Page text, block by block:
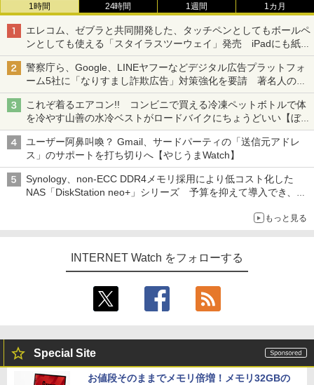
1時間 24時間 1週間 1カ月
エレコム、ゼブラと共同開発した、タッチペンとしてもボールペ
ンとしても使える「スタイラスツーウェイ」発売 iPadにも紙に
も、持ち替えずに書き込める
警察庁ら、Google、LINEヤフーなどデジタル広告プラットフォ
ーム5社に「なりすまし詐欺広告」対策強化を要請 著名人の写
真や映像を使った投資詐欺などへの対策として
これぞ着るエアコン!! コンビニで買える冷凍ペットボトルで体
を冷やす山善の水冷ベストがロードバイクにちょうどいい【ぼっ
ち・ざ・ろーど！その14】【空いた時間でなにしてる？】
ユーザー阿鼻叫喚？ Gmail、サードパーティの「送信元アドレ
ス」のサポートを打ち切りへ【やじうまWatch】
Synology、non-ECC DDR4メモリ採用により低コスト化した
NAS「DiskStation neo+」シリーズ 予算を抑えて導入でき、
もっと見る
INTERNET Watch をフォローする
Special Site
お値段そのままでメモリ倍増！メモリ32GBの